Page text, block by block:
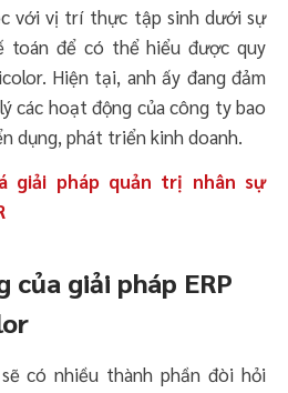
với vị trí thực tập sinh dưới sự
toán để có thể hiểu được quy
Hiện tại, anh ấy đang đảm
các hoạt động của công ty bao
dụng, phát triển kinh doanh.
giải pháp quản trị nhân sự
giải pháp ERP
có nhiều thành phần đòi hỏi